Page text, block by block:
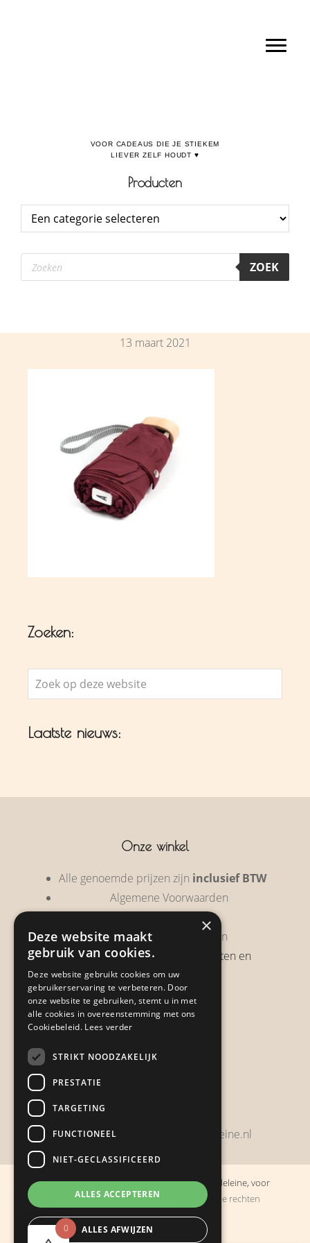
Producten
Producten
zoeken ZOEK
13 maart 2021
Zoeken:
Zoek
op
website
Laatste nieuws:
Onze winkel
Alle genoemde prijzen zijn inclusief BTW
Algemene Voorwaarden
Garantie & Retourneren
Verzendbeleid, verzendkosten en
verzendtijden
Heb je een klacht?
Zwijnsbergenstraat 154
bestelling@boulevarddelamadeleine.nl
© Copyright 2019 - 2026Boulevard de la Madeleine, voor
cadeaus die je stiekem liever zelf houdt· Alle rechten
voorbehouden
Ontwikkeling door
0
×
Deze website maakt
gebruik van cookies.
Deze website gebruikt cookies om uw
gebruikerservaring te verbeteren. Door
onze website te gebruiken, stemt u in met
alle cookies in overeenstemming met ons
Cookiebeleid. Lees verder
STRIKT NOODZAKELIJK
PRESTATIE
TARGETING
FUNCTIONEEL
NIET-GECLASSIFICEERD
ALLES ACCEPTEREN
ALLES AFWIJZEN